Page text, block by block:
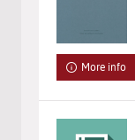
More info